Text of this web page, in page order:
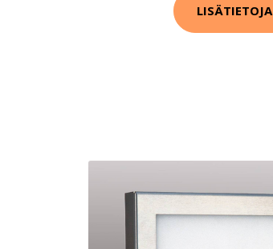
LISÄTIETOJA